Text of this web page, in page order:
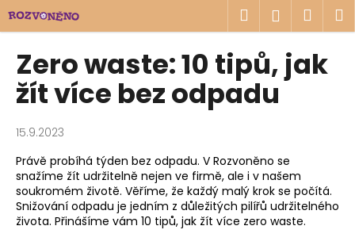
na
obsah
Hledat
Zero waste: 10 tipů, jak
žít více bez odpadu
15.9.2023
Právě probíhá týden bez odpadu. V Rozvoněno se
snažíme žít udržitelně nejen ve firmě, ale i v našem
soukromém životě. Věříme, že každý malý krok se počítá.
Snižování odpadu je jedním z důležitých pilířů udržitelného
života. Přinášíme vám 10 tipů, jak žít více zero waste.
K
o
C
o
p
t
ř
e
b